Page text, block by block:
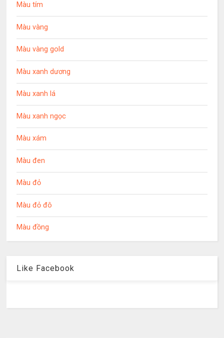
Màu tím
Màu vàng
Màu vàng gold
Màu xanh dương
Màu xanh lá
Màu xanh ngọc
Màu xám
Màu đen
Màu đỏ
Màu đỏ đô
Màu đồng
Like Facebook